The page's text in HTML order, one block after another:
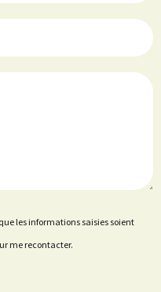
les informations saisies soient
me recontacter.